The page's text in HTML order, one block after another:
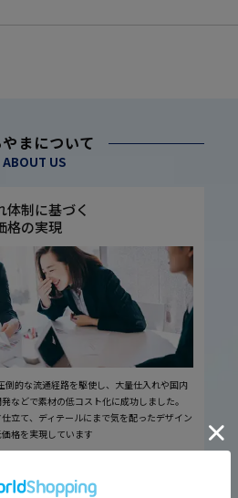
まについて
ABOUT US
体制に基づく
格の実現
的な流通経路を駆使し、大量仕入れや国内
などで素材の低コスト化に成功しました。
立て、ディテールにまで気を配ったデザイン
格を実現しています
理体制に基づく